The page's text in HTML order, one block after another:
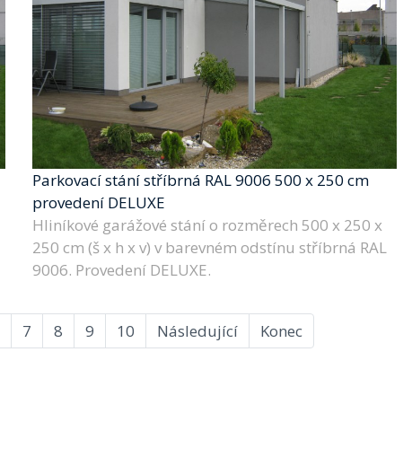
Parkovací stání stříbrná RAL 9006 500 x 250 cm
provedení DELUXE
Hliníkové garážové stání o rozměrech 500 x 250 x
250 cm (š x h x v) v barevném odstínu stříbrná RAL
9006. Provedení DELUXE.
7 8 9 10 Následující Konec